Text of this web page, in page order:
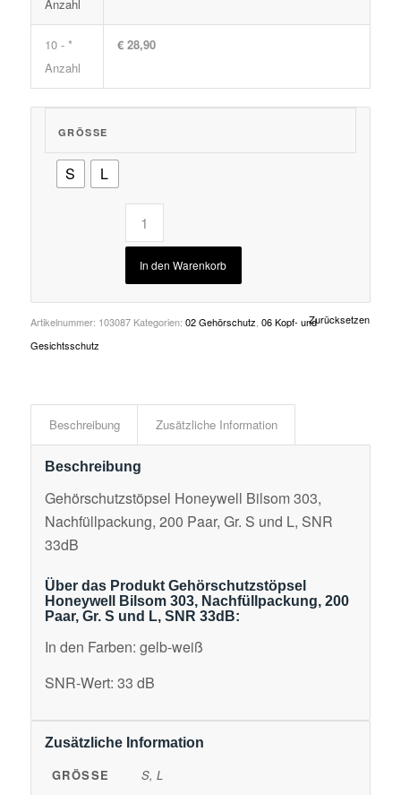
Anzahl
10 - *
Anzahl
€ 28,90
GRÖSSE
S L
Zurücksetzen
In den Warenkorb
Artikelnummer: 103087 Kategorien: 02 Gehörschutz 06 Kopf- und
Gesichtsschutz
Beschreibung Zusätzliche Information
Beschreibung
Gehörschutzstöpsel Honeywell Bilsom 303,
Nachfüllpackung, 200 Paar, Gr. S und L, SNR
33dB
Über das Produkt Gehörschutzstöpsel
Honeywell Bilsom 303, Nachfüllpackung, 200
Paar, Gr. S und L, SNR 33dB:
In den Farben: gelb-weiß
SNR-Wert: 33 dB
Zusätzliche Information
GRÖSSE S, L